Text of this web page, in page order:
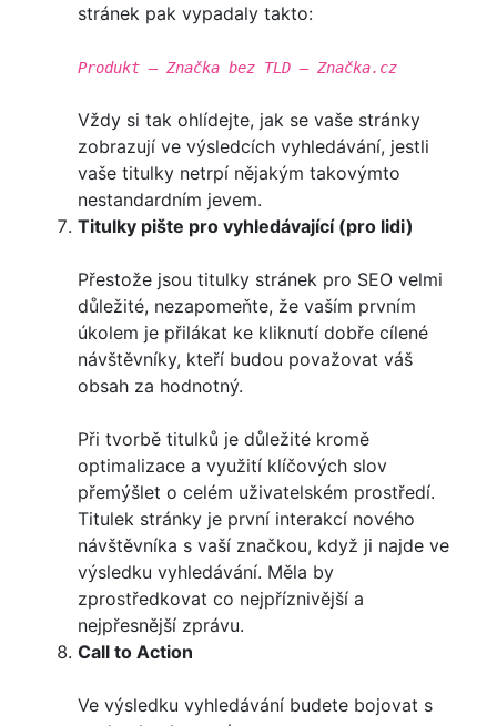
stránek pak vypadaly takto:
Produkt – Značka bez TLD – Značka.cz
Vždy si tak ohlídejte, jak se vaše stránky
zobrazují ve výsledcích vyhledávání, jestli
vaše titulky netrpí nějakým takovýmto
nestandardním jevem.
Titulky pište pro vyhledávající (pro lidi)
Přestože jsou titulky stránek pro SEO velmi
důležité, nezapomeňte, že vaším prvním
úkolem je přilákat ke kliknutí dobře cílené
návštěvníky, kteří budou považovat váš
obsah za hodnotný.
Při tvorbě titulků je důležité kromě
optimalizace a využití klíčových slov
přemýšlet o celém uživatelském prostředí.
Titulek stránky je první interakcí nového
návštěvníka s vaší značkou, když ji najde ve
výsledku vyhledávání. Měla by
zprostředkovat co nejpříznivější a
nejpřesnější zprávu.
Call to Action
Ve výsledku vyhledávání budete bojovat s